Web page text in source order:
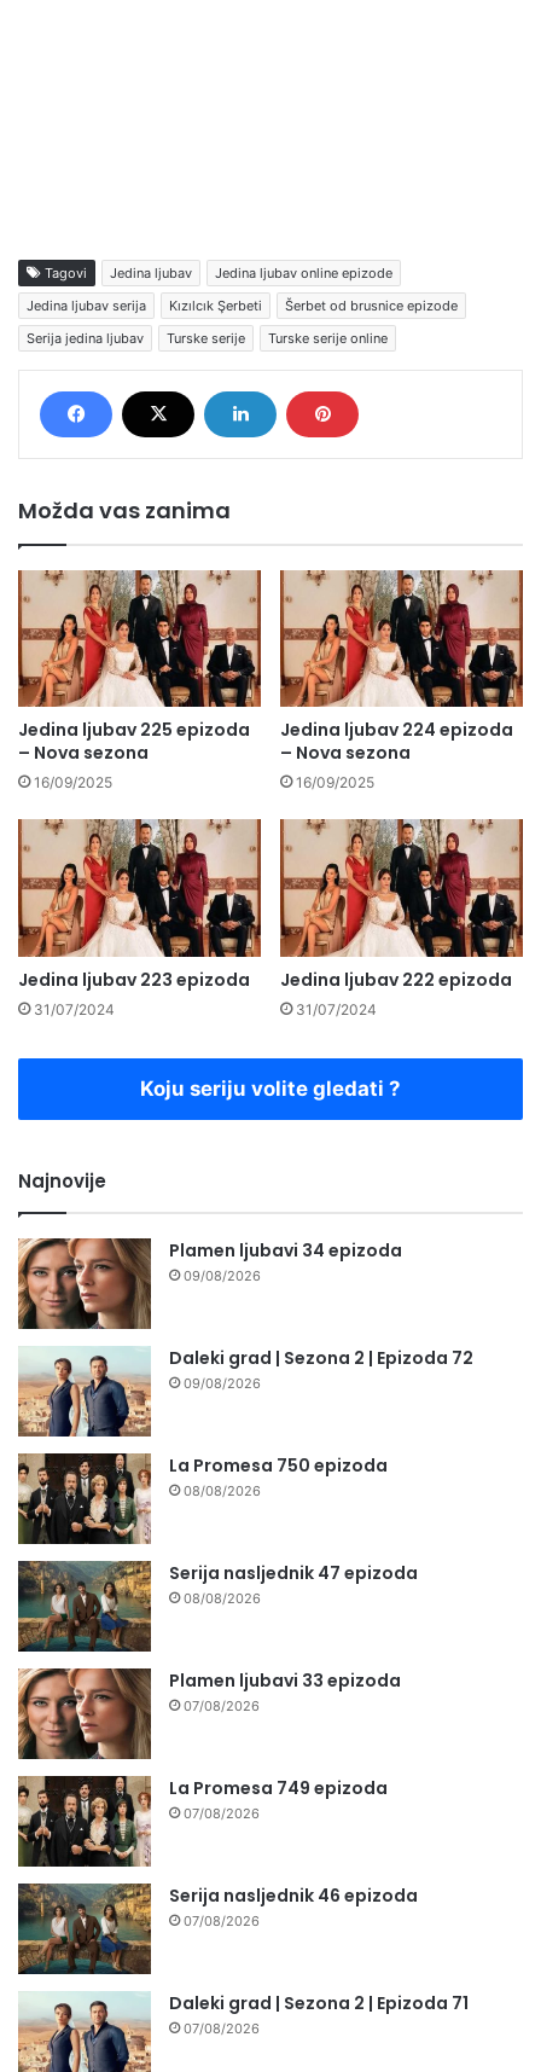
Tagovi Jedina ljubav
Jedina ljubav online epizode
Jedina ljubav serija
Kızılcık Şerbeti
Šerbet od brusnice epizode
Serija jedina ljubav
Turske serije Turske serije online
Možda vas zanima
Jedina ljubav 225 epizoda
– Nova sezona
16/09/2025
Jedina ljubav 224 epizoda
– Nova sezona
16/09/2025
Jedina ljubav 223 epizoda
31/07/2024
Jedina ljubav 222 epizoda
31/07/2024
Koju seriju volite gledati ?
Najnovije
Plamen ljubavi 34 epizoda
09/08/2026
Daleki grad | Sezona 2 | Epizoda 72
09/08/2026
La Promesa 750 epizoda
08/08/2026
Serija nasljednik 47 epizoda
08/08/2026
Plamen ljubavi 33 epizoda
07/08/2026
La Promesa 749 epizoda
07/08/2026
Serija nasljednik 46 epizoda
07/08/2026
Daleki grad | Sezona 2 | Epizoda 71
07/08/2026